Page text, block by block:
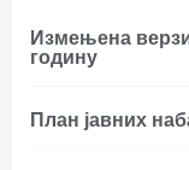
Измењенa
годину
План јавних